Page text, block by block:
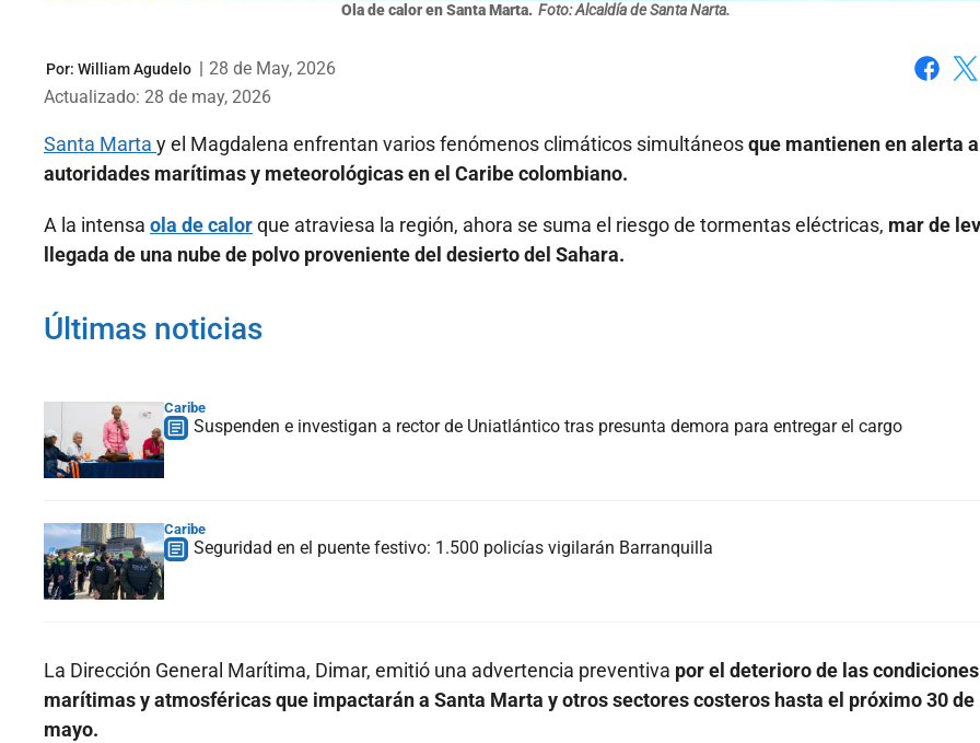
Ola de calor en Santa Marta. Foto: Alcaldía de Santa Narta.
Por: William Agudelo | 28 de May, 2026
Actualizado: 28 de may, 2026
Santa Marta y el Magdalena enfrentan varios fenómenos climáticos simultáneosque mantienen en alerta
autoridades marítimas y meteorológicas en el Caribe colombiano.
A la intensa ola de calorque atraviesa la región, ahora se suma el riesgo de tormentas eléctricas, mar de
llegada de una nube de polvo proveniente del desierto del Sahara.
Últimas noticias
Caribe
Suspenden e investigan a rector de Uniatlántico tras presunta demora para entregar el cargo
Caribe
Seguridad en el puente festivo: 1.500 policías vigilarán Barranquilla
La Dirección General Marítima, Dimar, emitió una advertencia preventiva por el deterioro de las condiciones
marítimas y atmosféricas que impactarán a Santa Marta y otros sectores costeros hasta el próximo 30 de
mayo.